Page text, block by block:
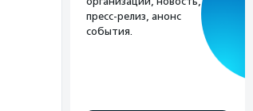
пресс-релиз, анонс
события.